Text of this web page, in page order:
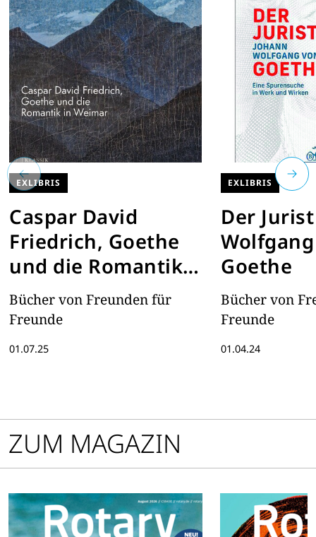
EXLIBRIS
Caspar David
Friedrich, Goethe
und die Romantik
in Weimar
Bücher von Freunden für
Freunde
01.07.25
EXLIBRIS
Der
Goethe
Bücher von
Freunde
01.04.24
ZUM MAGAZIN